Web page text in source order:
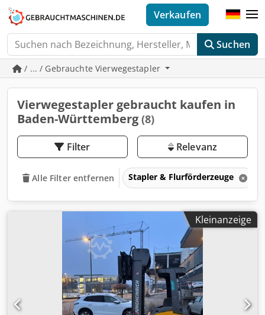
Suchen
Verkaufen
/ ... / Gebrauchte Vierwegestapler
Vierwegestapler gebraucht kaufen in
Baden-Württemberg (8)
Filter Relevanz
Alle Filter entfernen Stapler & Flurförderzeuge
Kleinanzeige